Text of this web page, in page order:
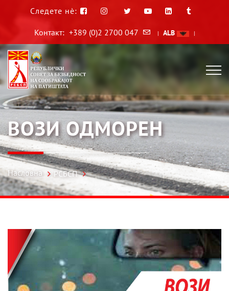
Следете нè:
Контакт: +389 (0)2 2700 047 | ALB |
ВОЗИ ОДМОРЕН
Насловна РСБСП